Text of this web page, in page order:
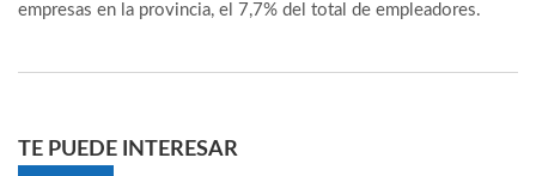
empresas en la provincia, el 7,7% del total de empleadores.
TE PUEDE INTERESAR